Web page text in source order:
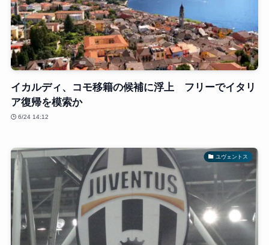
イカルディ、コモ移籍の候補に浮上 フリーでイタリ
ア復帰を模索か
6/24 14:12
ユヴェントス